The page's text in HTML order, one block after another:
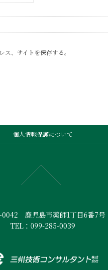
、サイトを保存する。
個人情報保護について
0042 鹿児島市薬師1丁目6番7号
TEL：099-285-0039